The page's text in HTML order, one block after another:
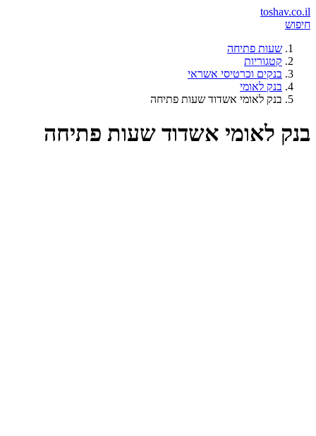
toshav.co.il
חיפוש
שעות פתיחה
קטגוריות
בנקים וכרטיסי אשראי
בנק לאומי
בנק לאומי אשדוד שעות פתיחה
בנק לאומי אשדוד שעות פתיחה